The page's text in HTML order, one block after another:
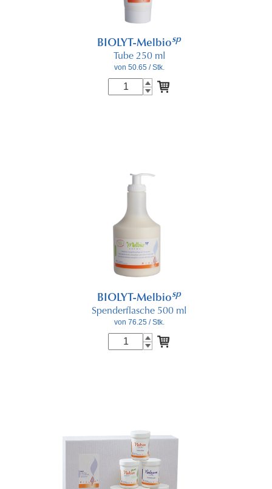
BIOLYT-Melbiosp
Tube 250 ml
von 50.65 / Stk.
BIOLYT-Melbiosp
Spenderflasche 500 ml
von 76.25 / Stk.